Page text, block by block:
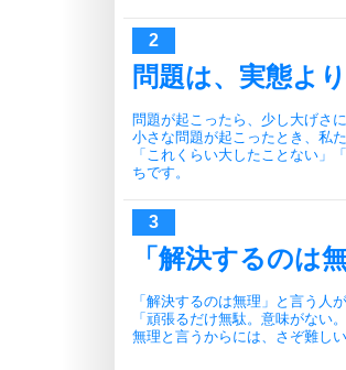
問題は、実態よ
問題が起こったら、少し大げさ
小さな問題が起こったとき、私
「これくらい大したことない」
ちです。
「解決するのは
「解決するのは無理」と言う人
「頑張るだけ無駄。意味がない
無理と言うからには、さぞ難し